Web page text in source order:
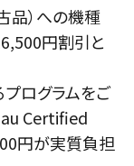
品）への機種
円割引と
ログラムをご
au Certified
円が実質負担